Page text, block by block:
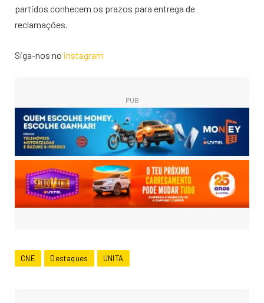
partidos conhecem os prazos para entrega de
reclamações.
Siga-nos no instagram
PUB
CNE Destaques UNITA